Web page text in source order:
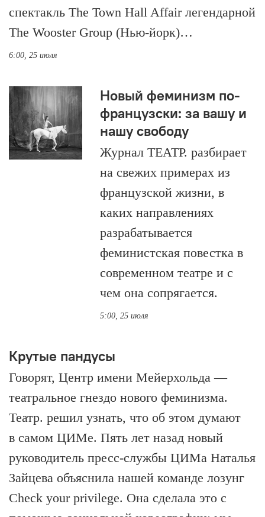
спектакль The Town Hall Affair легендарной
The Wooster Group (Нью-йорк)…
6:00, 25 июля
Новый феминизм по-
французски: за вашу и
нашу свободу
Журнал ТЕАТР. разбирает
на свежих примерах из
французской жизни, в
каких направлениях
разрабатывается
феминистская повестка в
современном театре и с
чем она сопрягается.
5:00, 25 июля
Крутые пандусы
Говорят, Центр имени Мейерхольда —
театральное гнездо нового феминизма.
Театр. решил узнать, что об этом думают
в самом ЦИМе. Пять лет назад новый
руководитель пресс-службы ЦИМа Наталья
Зайцева объяснила нашей команде лозунг
Check your privilege. Она сделала это с